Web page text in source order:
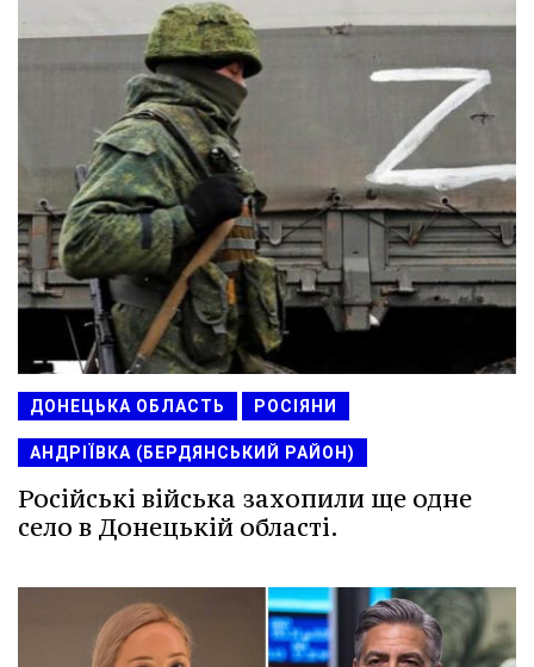
ДОНЕЦЬКА ОБЛАСТЬ РОСІЯНИ
АНДРІЇВКА (БЕРДЯНСЬКИЙ РАЙОН)
Російські війська захопили ще одне
село в Донецькій області.